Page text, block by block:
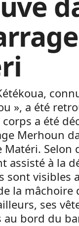
», a été
a été
Merhoun
Selon
assisté à la
sont visibles
la mâchoire
ses
au bord du